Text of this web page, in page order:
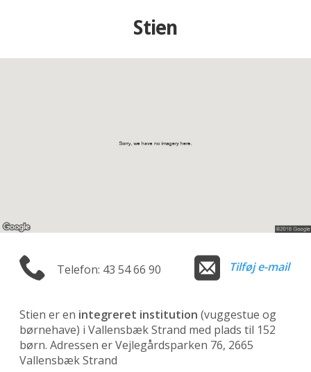
Stien
Telefon: 43 54 66 90 Tilføj e-mail
Stien er en integreret institution (vuggestue og
børnehave) i Vallensbæk Strand med plads til 152
børn. Adressen er Vejlegårdsparken 76, 2665
Vallensbæk Strand